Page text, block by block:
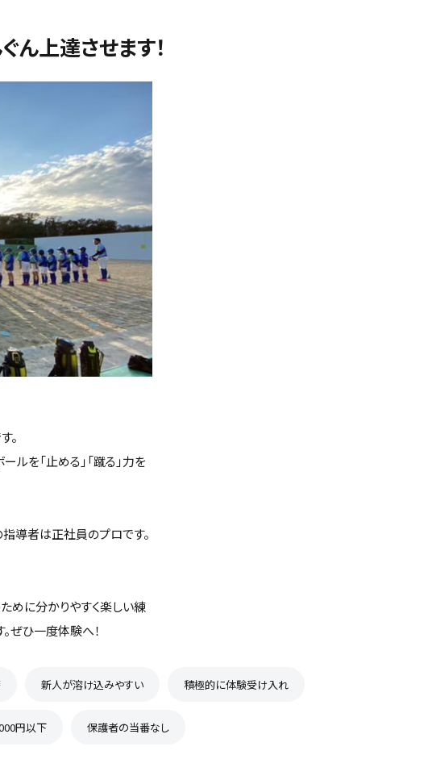
ん上達させます！
。
を「止める」「蹴る」力を
導者は正社員のプロです。
めに分かりやすく楽しい練
ぜひ一度体験へ！
新人が溶け込みやすい 積極的に体験受け入れ
円以下 保護者の当番なし